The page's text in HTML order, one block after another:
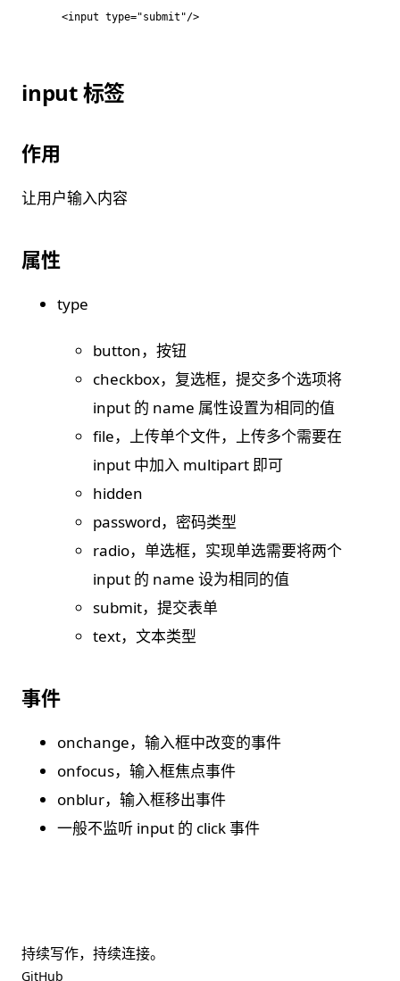
<input type="submit"/>
input 标签
作用
让用户输入内容
属性
type
button，按钮
checkbox，复选框，提交多个选项将
input 的 name 属性设置为相同的值
file，上传单个文件，上传多个需要在
input 中加入 multipart 即可
hidden
password，密码类型
radio，单选框，实现单选需要将两个
input 的 name 设为相同的值
submit，提交表单
text，文本类型
事件
onchange，输入框中改变的事件
onfocus，输入框焦点事件
onblur，输入框移出事件
一般不监听 input 的 click 事件
持续写作，持续连接。
GitHub